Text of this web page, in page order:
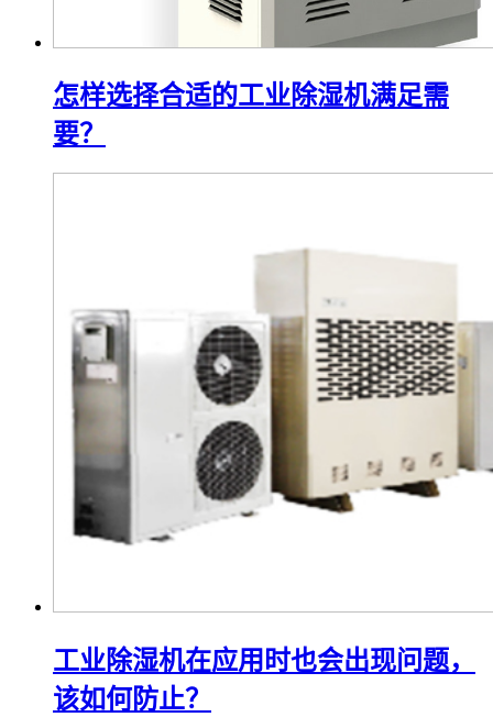
怎样选择合适的工业除湿机满足需
要？
工业除湿机在应用时也会出现问题，
该如何防止？